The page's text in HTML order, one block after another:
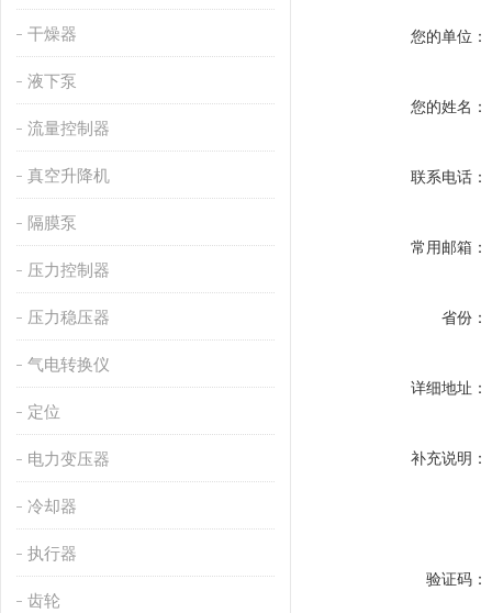
干燥器
液下泵
流量控制器
真空升降机
隔膜泵
压力控制器
压力稳压器
气电转换仪
定位
电力变压器
冷却器
执行器
齿轮
您的单位：
您的姓名：
联系电话：
常用邮箱：
省份：
详细地址：
补充说明：
验证码：